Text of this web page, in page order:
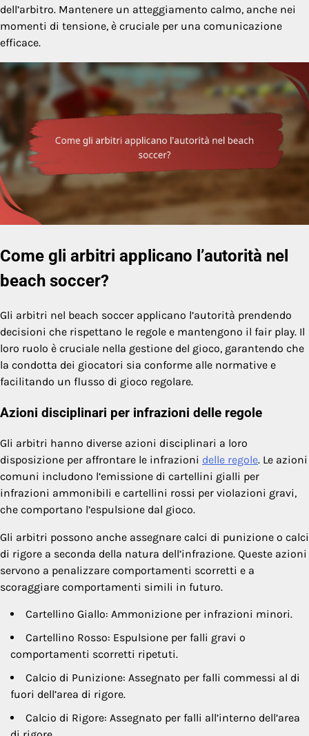
dell’arbitro. Mantenere un atteggiamento calmo, anche nei
momenti di tensione, è cruciale per una comunicazione
efficace.
Come gli arbitri applicano l’autorità nel
beach soccer?
Gli arbitri nel beach soccer applicano l’autorità prendendo
decisioni che rispettano le regole e mantengono il fair play. Il
loro ruolo è cruciale nella gestione del gioco, garantendo che
la condotta dei giocatori sia conforme alle normative e
facilitando un flusso di gioco regolare.
Azioni disciplinari per infrazioni delle regole
Gli arbitri hanno diverse azioni disciplinari a loro
disposizione per affrontare le infrazioni delle regole. Le azioni
comuni includono l’emissione di cartellini gialli per
infrazioni ammonibili e cartellini rossi per violazioni gravi,
che comportano l’espulsione dal gioco.
Gli arbitri possono anche assegnare calci di punizione o calci
di rigore a seconda della natura dell’infrazione. Queste azioni
servono a penalizzare comportamenti scorretti e a
scoraggiare comportamenti simili in futuro.
Cartellino Giallo: Ammonizione per infrazioni minori.
Cartellino Rosso: Espulsione per falli gravi o
comportamenti scorretti ripetuti.
Calcio di Punizione: Assegnato per falli commessi al di
fuori dell’area di rigore.
Calcio di Rigore: Assegnato per falli all’interno dell’area